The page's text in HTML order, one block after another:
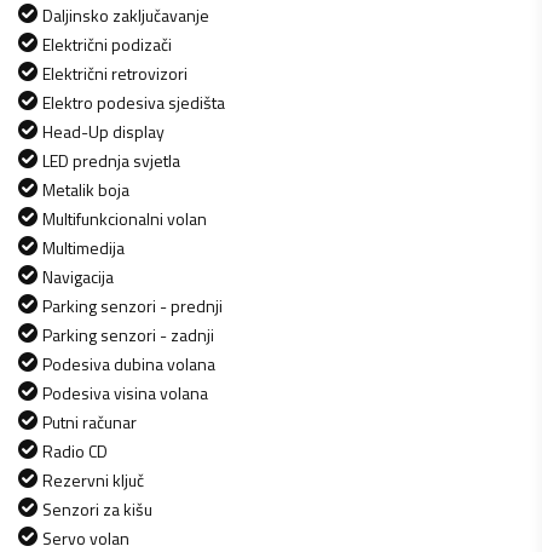
Daljinsko zaključavanje
Električni podizači
Električni retrovizori
Elektro podesiva sjedišta
Head-Up display
LED prednja svjetla
Metalik boja
Multifunkcionalni volan
Multimedija
Navigacija
Parking senzori - prednji
Parking senzori - zadnji
Podesiva dubina volana
Podesiva visina volana
Putni računar
Radio CD
Rezervni ključ
Senzori za kišu
Servo volan